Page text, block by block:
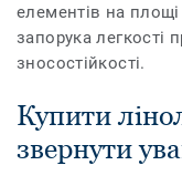
елементів на
запорука легкості
зносостійкості.
Купити
звернути